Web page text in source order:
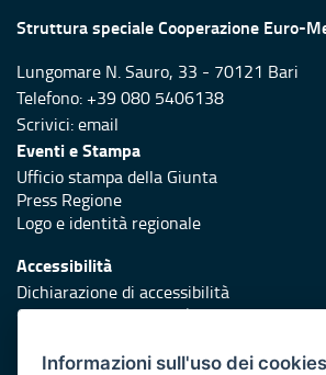
Struttura speciale Cooperazione Euro-
Lungomare N. Sauro, 33 - 70121 Bari
Telefono: +39 080 5406138
Scrivici:email
Eventi e Stampa
Ufficio stampa della Giunta
Press Regione
Logo e identità regionale
Accessibilità
Dichiarazione di accessibilità
Obiettivi di accessibilità
Redazione
Informazioni sull'uso dei cookies